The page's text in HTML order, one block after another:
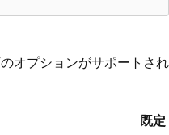
オプションがサポートされ
既定